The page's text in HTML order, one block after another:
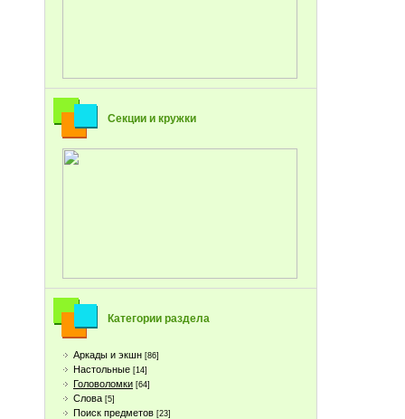
Секции и кружки
Категории раздела
Аркады и экшн [86]
Настольные [14]
Головоломки [64]
Слова [5]
Поиск предметов [23]